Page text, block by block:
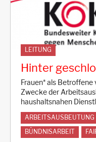
LEITUNG
Hinter
Frauen* als
Zwecke der
haushaltsnahen
ARBEITSAUSBEUTUNG
BÜNDNISARBEIT